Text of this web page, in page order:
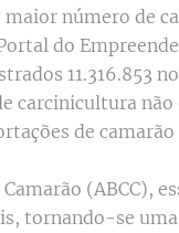
número de
do
11.316.853
carcinicultura não
de camarão
(ABCC),
tornando-se